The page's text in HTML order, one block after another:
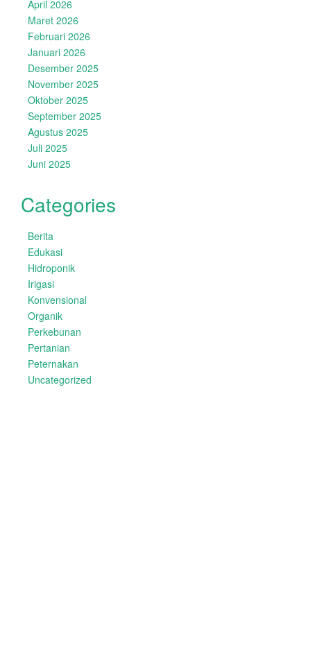
April 2026
Maret 2026
Februari 2026
Januari 2026
Desember 2025
November 2025
Oktober 2025
September 2025
Agustus 2025
Juli 2025
Juni 2025
Categories
Berita
Edukasi
Hidroponik
Irigasi
Konvensional
Organik
Perkebunan
Pertanian
Peternakan
Uncategorized